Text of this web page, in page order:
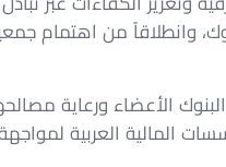
وانطلاقاً من اهتمام
الأعضاء ورعاية
المالية العربية